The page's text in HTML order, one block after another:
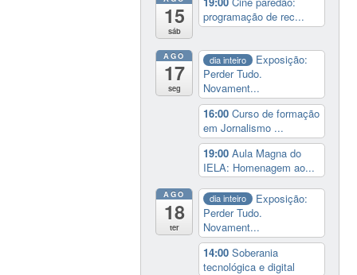
15
sáb
programação de rec...
AGO
17
seg
dia inteiro
Exposição:
Perder Tudo.
Novament...
16:00Curso de formação
em Jornalismo ...
19:00Aula Magna do
IELA: Homenagem ao...
AGO
18
ter
dia inteiro
Exposição:
Perder Tudo.
Novament...
14:00Soberania
tecnológica e digital